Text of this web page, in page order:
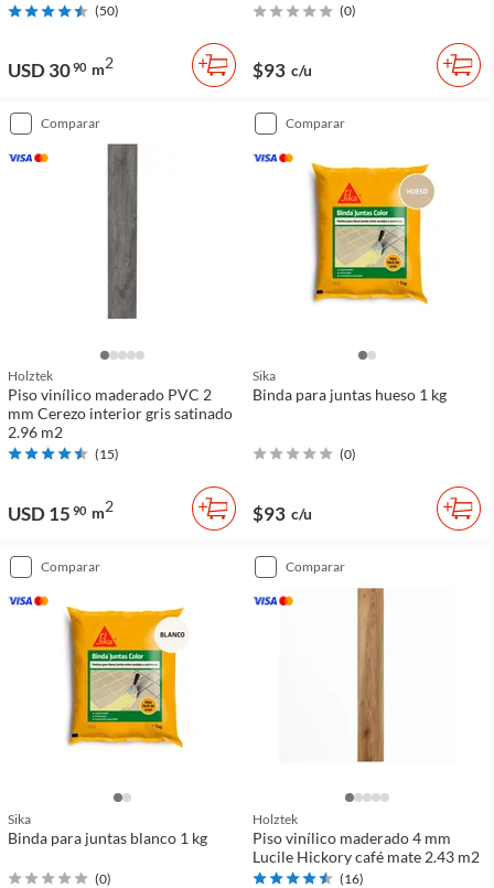
(50)
USD 3090 m2
(0)
$93 c/u
comparar
Holztek
Piso vinílico maderado PVC 2
mm Cerezo interior gris satinado
2.96 m2
(15)
USD 15 90 m2
comparar
Sika
Binda para juntas hueso 1 kg
(0)
$93 c/u
comparar
Sika
Binda para juntas blanco 1 kg
(0)
comparar
Holztek
Piso vinílico maderado 4 mm
Lucile Hickory café mate 2.43 m2
(16)